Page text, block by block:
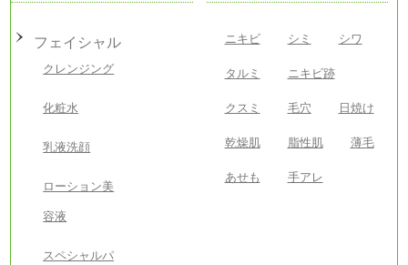
フェイシャル
クレンジング
化粧水
乳液洗顔
ローション美
容液
スペシャルパ
ニキビ シミ
シワ
タルミ
ニキビ跡
クスミ
毛穴
日焼け
乾燥肌
脂性肌
薄毛
あせも
手アレ